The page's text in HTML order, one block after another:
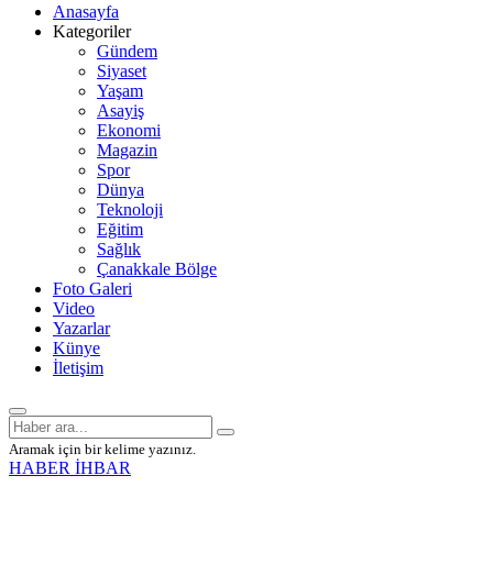
Anasayfa
Kategoriler
Gündem
Siyaset
Yaşam
Asayiş
Ekonomi
Magazin
Spor
Dünya
Teknoloji
Eğitim
Sağlık
Çanakkale Bölge
Foto Galeri
Video
Yazarlar
Künye
İletişim
Aramak için bir kelime yazınız.
HABER İHBAR